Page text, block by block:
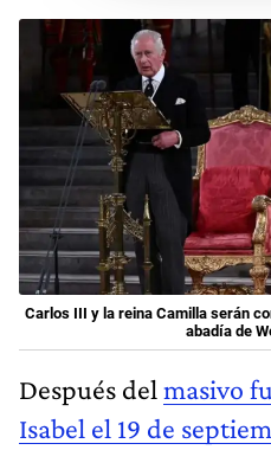
Carlos III y la reina Camilla serán
abadía de
Después del masivo
Isabel el 19 de